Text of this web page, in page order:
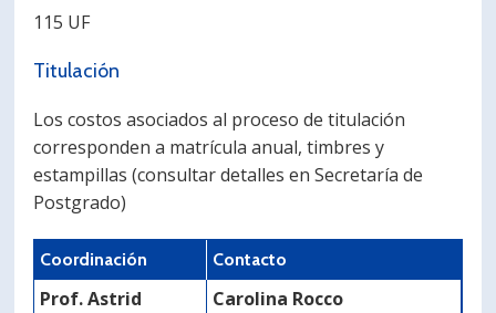
115 UF
Titulación
Los costos asociados al proceso de titulación
corresponden a matrícula anual, timbres y
estampillas (consultar detalles en Secretaría de
Postgrado)
Coordinación Contacto
Prof. Astrid
Carolina Rocco